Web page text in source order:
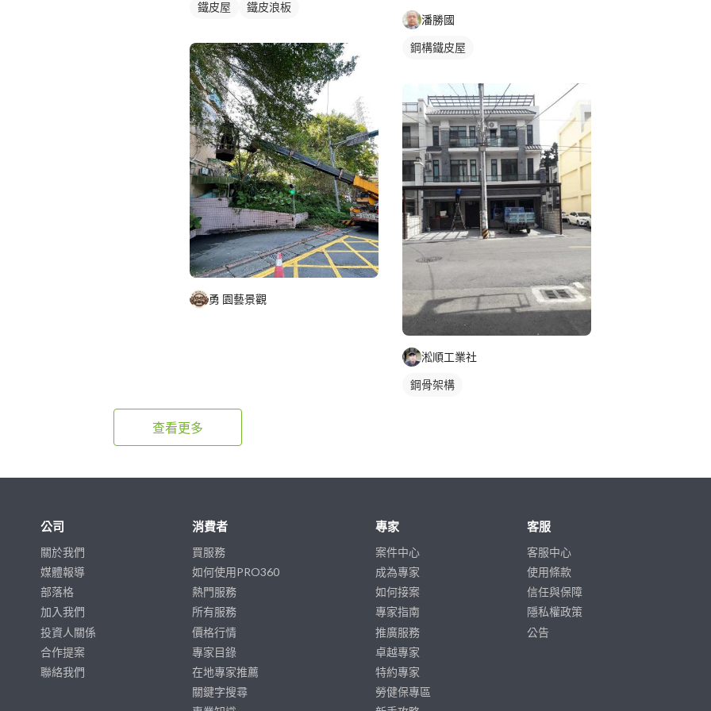
鐵皮屋 鐵皮浪板
勇 園藝景觀
潘勝國
鋼構鐵皮屋
淞順工業社
鋼骨架構
查看更多
公司
關於我們
媒體報導
部落格
加入我們
投資人關係
合作提案
聯絡我們
消費者
買服務
如何使用PRO360
熱門服務
所有服務
價格行情
專家目錄
在地專家推薦
關鍵字搜尋
專家
案件中心
成為專家
如何接案
專家指南
推廣服務
卓越專家
特約專家
勞健保專區
客服
客服中心
使用條款
信任與保障
隱私權政策
公告